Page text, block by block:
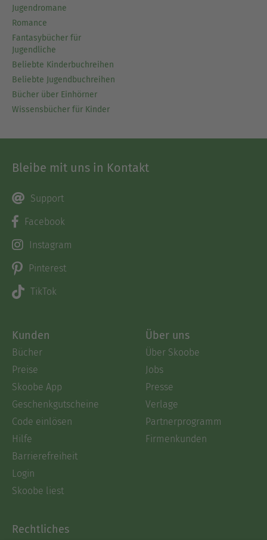
Jugendromane
Romance
Fantasybücher für
Jugendliche
Beliebte Kinderbuchreihen
Beliebte Jugendbuchreihen
Bücher über Einhörner
Wissensbücher für Kinder
Bleibe mit uns in Kontakt
Support
Facebook
Instagram
Pinterest
TikTok
Kunden
Bücher
Preise
Skoobe App
Geschenkgutscheine
Code einlösen
Hilfe
Barrierefreiheit
Login
Skoobe liest
Über uns
Über Skoobe
Jobs
Presse
Verlage
Partnerprogramm
Firmenkunden
Rechtliches